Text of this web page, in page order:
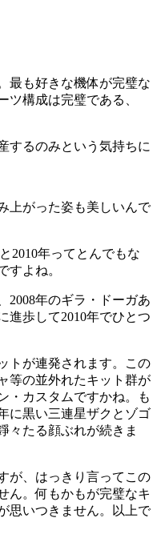
最も好きな機体が完璧な
ツ構成は完璧である、
するのみという気持ちに
上がった姿も美しいんで
2010年ってとんでもな
すよね。
2008年のギラ・ドーガあ
進歩して2010年でひとつ
トが連発されます。この
等の並外れたキット群が
・カスタムですかね。も
に黒い三連星ザクとゾゴ
々たる顔ぶれが続きま
が、はっきり言ってこの
ん。何もかもが完璧なキ
思いつきません。以上で